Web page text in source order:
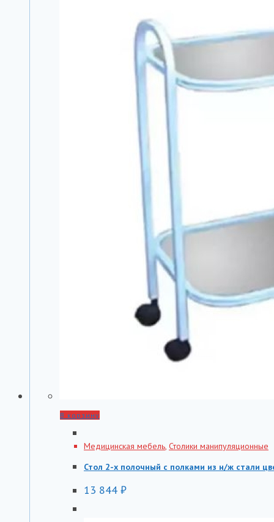
В корзину
Медицинская мебель, Столики манипуляционные
Стол 2-х полочный с полками из н/ж стали
13 844 ₽